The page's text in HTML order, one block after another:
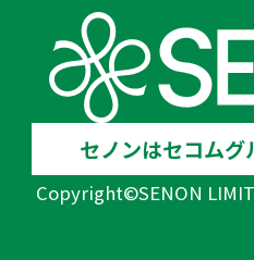
セノンはセコム
Copyright©SENON